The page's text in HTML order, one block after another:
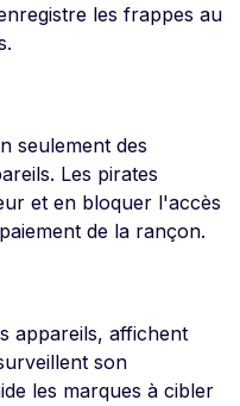
les frappes au
seulement des
Les pirates
et en bloquer l'accès
de la rançon.
appareils, affichent
son
les marques à cibler